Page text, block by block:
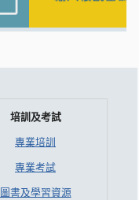
培訓及考試
專業培訓
專業考試
圖書及學習資源